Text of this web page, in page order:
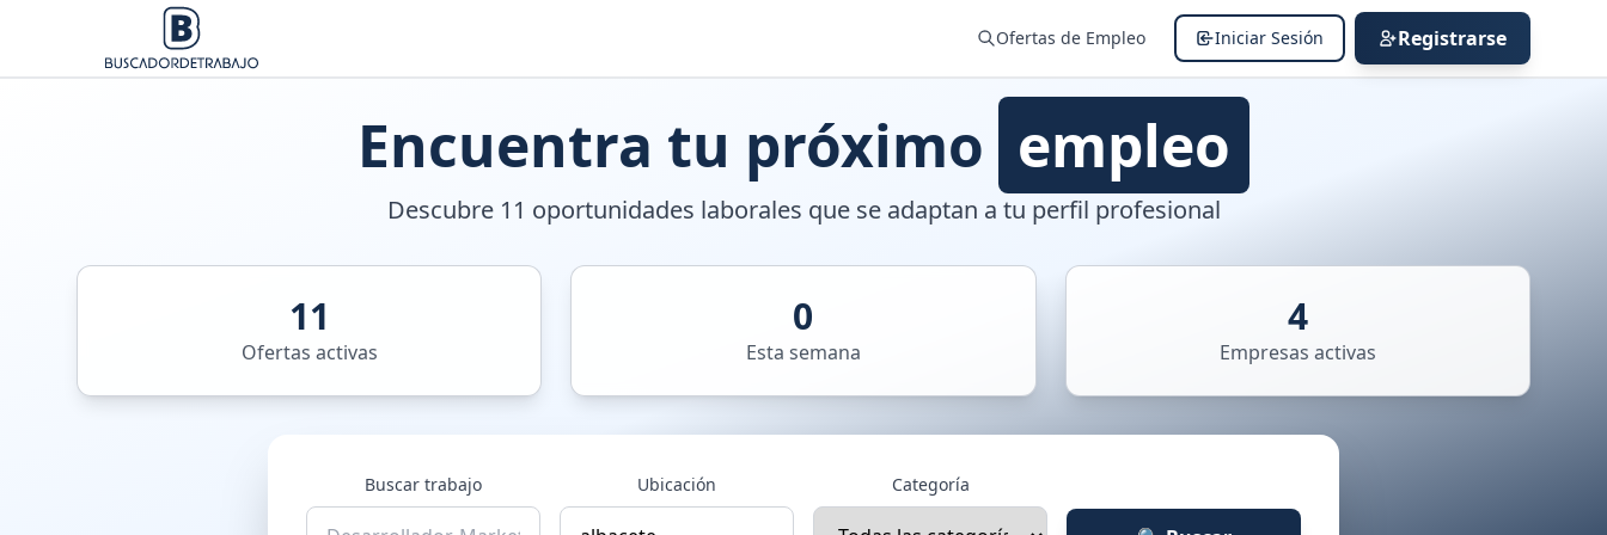
Ofertas de Empleo Iniciar Sesión Registrarse
Encuentra tu próximo empleo
Descubre 11 oportunidades laborales que se adaptan a tu perfil profesional
11
Ofertas activas
0
Esta semana
4
Empresas activas
Buscar trabajo Ubicación Categoría